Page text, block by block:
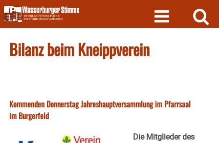
Skip
to
content
Bilanz beim Kneippverein
Kommenden Donnerstag Jahreshauptversammlung im Pfarrsaal
im Burgerfeld
Die Mitglieder des